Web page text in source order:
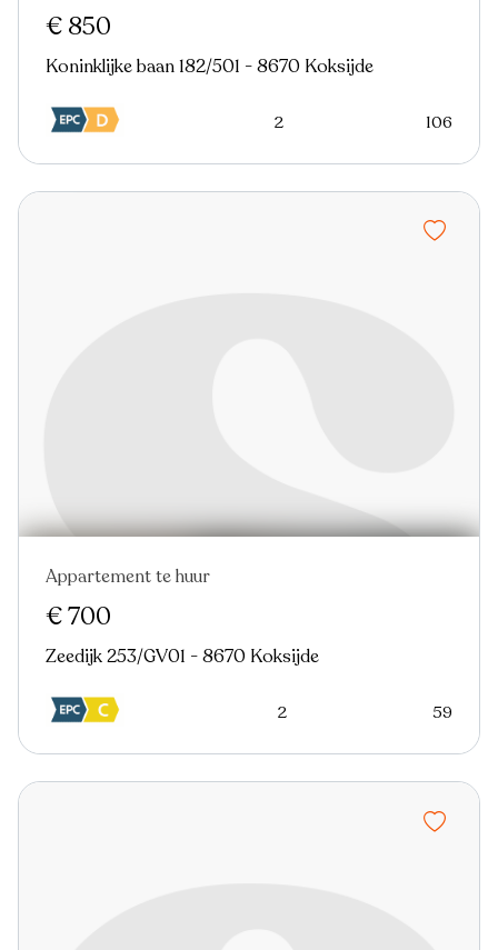
€ 850
Koninklijke baan 182/501 - 8670 Koksijde
2 106
Appartement te huur
€ 700
Zeedijk 253/GV01 - 8670 Koksijde
2 59